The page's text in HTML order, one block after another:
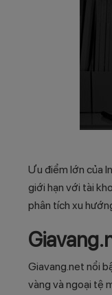
Ưu điểm lớn của
giới hạn với tài
phân tích xu
Giavang.net nổi
vàng và ngoại tệ